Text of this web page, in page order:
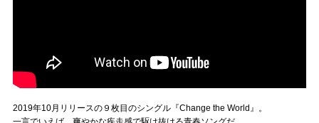
2019年10月リリースの９枚目のシングル『Change the World』。